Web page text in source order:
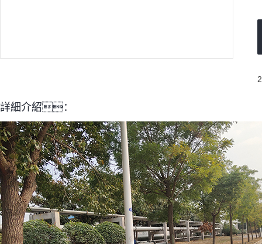
詳細介紹：